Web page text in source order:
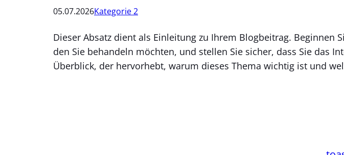
05.07.2026Kategorie 2
Dieser Absatz dient als Einleitung zu Ihrem Blogbeitrag.
den Sie behandeln möchten, und stellen Sie sicher, dass Sie das
Überblick, der hervorhebt, warum dieses Thema wichtig ist und